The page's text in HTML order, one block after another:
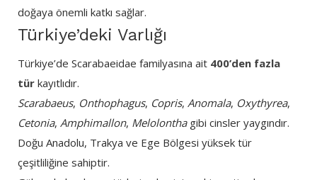
doğaya önemli katkı sağlar.
Türkiye’deki Varlığı
Türkiye’de Scarabaeidae familyasına ait 400’den fazla
tür kayıtlıdır.
Scarabaeus, Onthophagus, Copris, Anomala, Oxythyrea,
Cetonia, Amphimallon, Melolonthagibi cinsler yaygındır.
Doğu Anadolu, Trakya ve Ege Bölgesi yüksek tür
çeşitliliğine sahiptir.